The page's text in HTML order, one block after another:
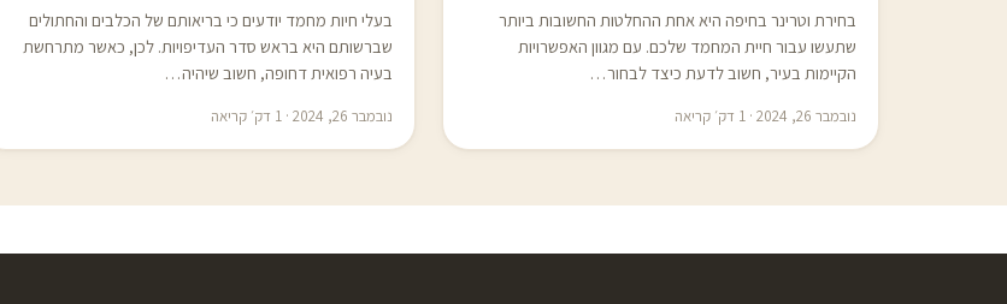
בחירת וטרינר בחיפה היא אחת ההחלטות החשובות ביותר
שתעשו עבור חיית המחמד שלכם. עם מגוון האפשרויות
הקיימות בעיר, חשוב לדעת כיצד לבחור…
נובמבר 26, 2024 · 1 דק׳ קריאה
בעלי חיות מחמד יודעים כי בריאותם של הכלבים והחתולים
שברשותם היא בראש סדר העדיפויות. לכן, כאשר מתרחשת
בעיה רפואית דחופה, חשוב שיהיה…
נובמבר 26, 2024 · 1 דק׳ קריאה